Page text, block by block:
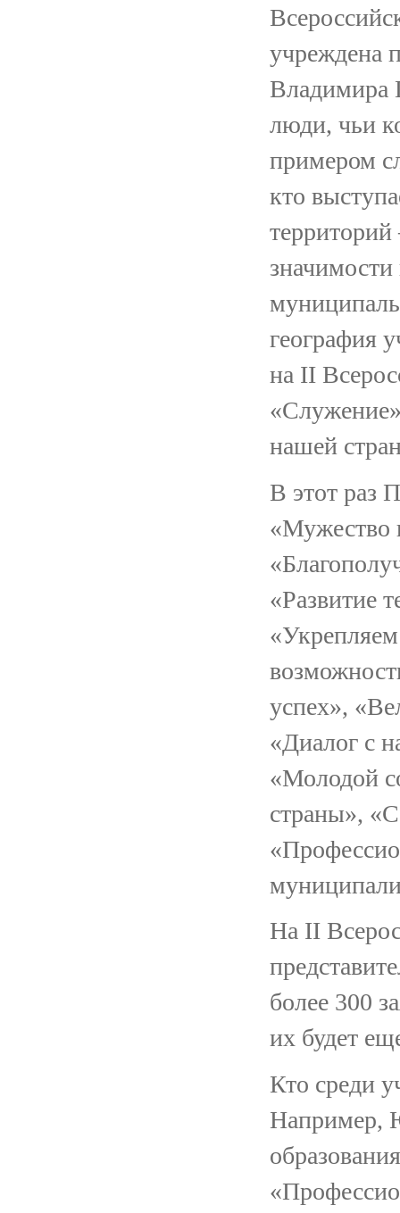
учреждена
Владимира
люди, чьи
примером
кто
значимости
география
на II
нашей
В этот раз
«Мужество
«Развитие
успех»,
«Диалог с
«Молодой
страны»,
На II
более 300
их будет
Кто среди
Например,